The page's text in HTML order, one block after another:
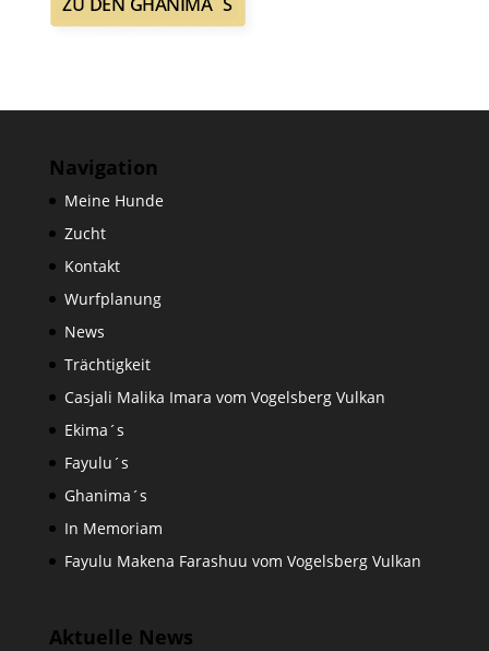
Navigation
Meine Hunde
Zucht
Kontakt
Wurfplanung
News
Trächtigkeit
Casjali Malika Imara vom Vogelsberg Vulkan
Ekima´s
Fayulu´s
Ghanima´s
In Memoriam
Fayulu Makena Farashuu vom Vogelsberg Vulkan
Aktuelle News